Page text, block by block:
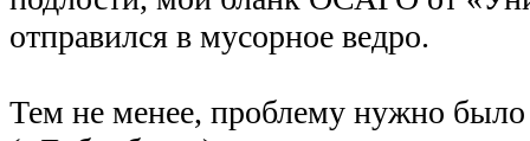
отправился в мусорное ведро.
Тем не менее, проблему нужно было